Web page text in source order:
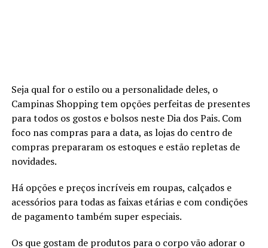
Seja qual for o estilo ou a personalidade deles, o
Campinas Shopping tem opções perfeitas de presentes
para todos os gostos e bolsos neste Dia dos Pais. Com
foco nas compras para a data, as lojas do centro de
compras prepararam os estoques e estão repletas de
novidades.
Há opções e preços incríveis em roupas, calçados e
acessórios para todas as faixas etárias e com condições
de pagamento também super especiais.
Os que gostam de produtos para o corpo vão adorar o